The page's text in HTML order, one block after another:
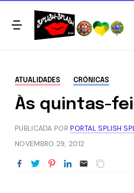
ATUALIDADES CRÓNICAS
Às quintas-
PUBLICADA PORPORTAL SPLISH
NOVEMBRO 29, 2012